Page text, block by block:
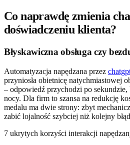
Co naprawdę zmienia
doświadczeniu klienta?
Błyskawiczna obsługa czy
Automatyzacja napędzana przez
przyniosła obietnicę natychmiastowej
– odpowiedź przychodzi po
nocy. Dla firm to szansa na redukcję
medalu ma dwie strony: zbyt
zabić lojalność szybciej niż kolejny
7 ukrytych korzyści interakcji